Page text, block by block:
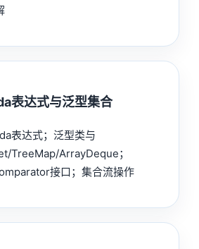
表达式与泛型集合
表达式；泛型类与
TreeMap/ArrayDeque；
接口；集合流操作